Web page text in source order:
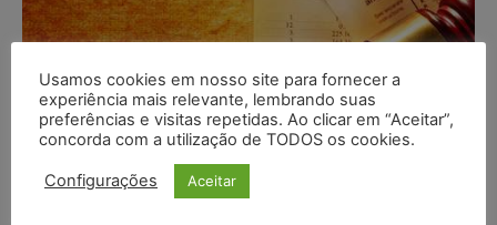
Usamos cookies em nosso site para fornecer a
experiência mais relevante, lembrando suas
preferências e visitas repetidas. Ao clicar em “Aceitar”,
concorda com a utilização de TODOS os cookies.
Configurações Aceitar